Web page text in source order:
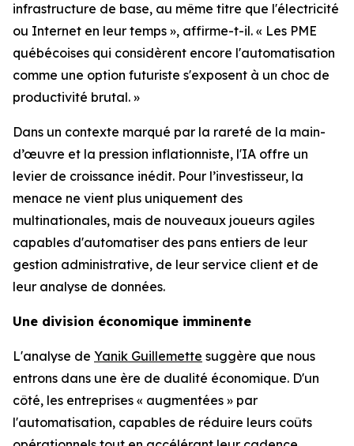
infrastructure de base, au même titre que l'électricité
ou Internet en leur temps », affirme-t-il. « Les PME
québécoises qui considèrent encore l'automatisation
comme une option futuriste s'exposent à un choc de
productivité brutal. »
Dans un contexte marqué par la rareté de la main-
d’œuvre et la pression inflationniste, l'IA offre un
levier de croissance inédit. Pour l’investisseur, la
menace ne vient plus uniquement des
multinationales, mais de nouveaux joueurs agiles
capables d'automatiser des pans entiers de leur
gestion administrative, de leur service client et de
leur analyse de données.
Une division économique imminente
L'analyse de Yanik Guillemette suggère que nous
entrons dans une ère de dualité économique. D'un
côté, les entreprises « augmentées » par
l'automatisation, capables de réduire leurs coûts